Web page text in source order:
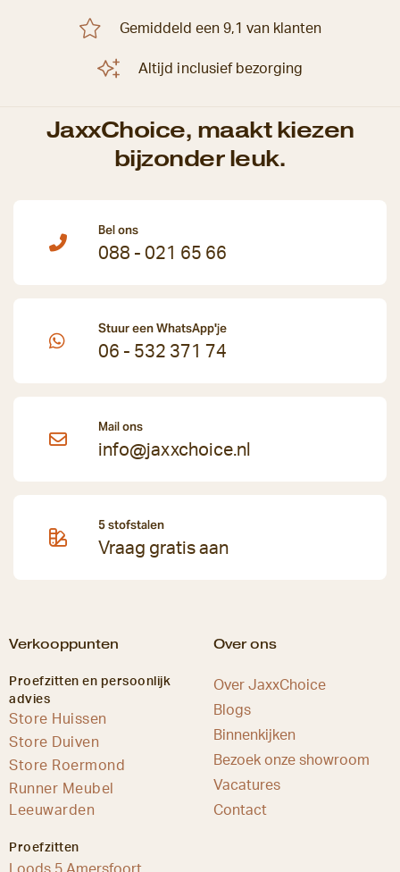
Gemiddeld een 9,1 van klanten
Altijd inclusief bezorging
JaxxChoice, maakt kiezen
bijzonder leuk.
Bel ons
088 - 021 65 66
Stuur een WhatsApp'je
06 - 532 371 74
Mail ons
info@jaxxchoice.nl
5 stofstalen
Vraag gratis aan
Verkooppunten
Proefzitten en persoonlijk
advies
Store Huissen
Store Duiven
Store Roermond
Runner Meubel
Leeuwarden
Proefzitten
Over ons
Over JaxxChoice
Blogs
Binnenkijken
Bezoek onze showroom
Vacatures
Contact